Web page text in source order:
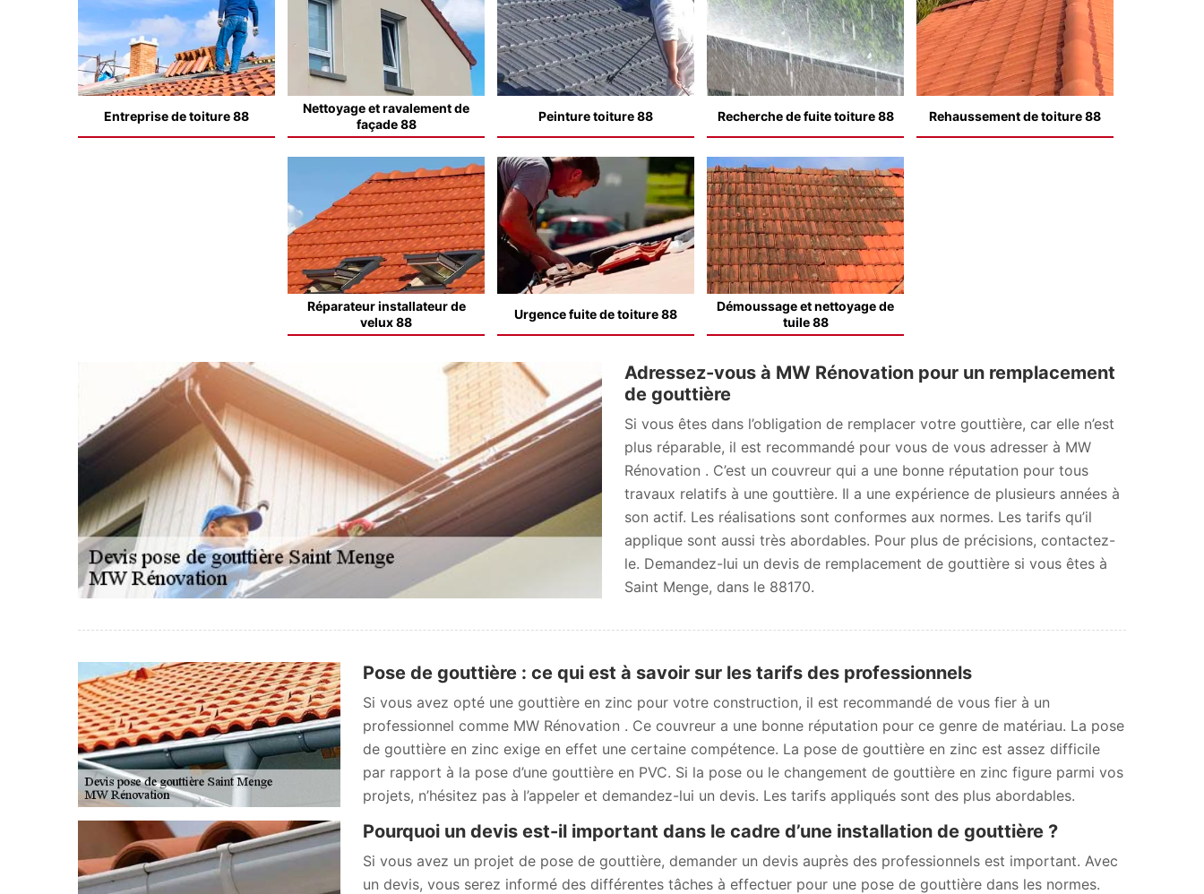
Entreprise de toiture 88
Nettoyage et ravalement de
façade 88
Peinture toiture 88 Recherche de fuite toiture 88 Rehaussement de toiture 88
Réparateur installateur de
velux 88
Urgence fuite de toiture 88
Démoussage et nettoyage de
tuile 88
Adressez-vous à MW Rénovation pour un remplacement
de gouttière
Si vous êtes dans l’obligation de remplacer votre gouttière, car elle n’est
plus réparable, il est recommandé pour vous de vous adresser à MW
Rénovation . C’est un couvreur qui a une bonne réputation pour tous
travaux relatifs à une gouttière. Il a une expérience de plusieurs années à
son actif. Les réalisations sont conformes aux normes. Les tarifs qu’il
applique sont aussi très abordables. Pour plus de précisions, contactez-
le. Demandez-lui un devis de remplacement de gouttière si vous êtes à
Saint Menge, dans le 88170.
Pose de gouttière : ce qui est à savoir sur les tarifs des professionnels
Si vous avez opté une gouttière en zinc pour votre construction, il est recommandé de vous fier à un
professionnel comme MW Rénovation . Ce couvreur a une bonne réputation pour ce genre de matériau. La pose
de gouttière en zinc exige en effet une certaine compétence. La pose de gouttière en zinc est assez difficile
par rapport à la pose d’une gouttière en PVC. Si la pose ou le changement de gouttière en zinc figure parmi vos
projets, n’hésitez pas à l’appeler et demandez-lui un devis. Les tarifs appliqués sont des plus abordables.
Pourquoi un devis est-il important dans le cadre d’une installation de gouttière ?
Si vous avez un projet de pose de gouttière, demander un devis auprès des professionnels est important. Avec
un devis, vous serez informé des différentes tâches à effectuer pour une pose de gouttière dans les normes.